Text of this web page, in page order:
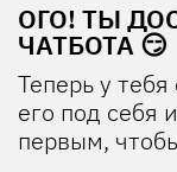
ОГО! ТЫ
ЧАТБОТА 😏
Теперь у
его под себя
первым,